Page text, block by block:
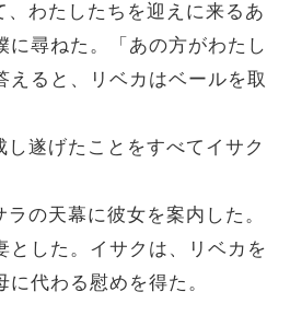
わたしたちを迎えに来るあ
に尋ねた。「あの方がわたし
えると、リベカはベールを取
遂げたことをすべてイサク
の天幕に彼女を案内した。
とした。イサクは、リベカを
代わる慰めを得た。